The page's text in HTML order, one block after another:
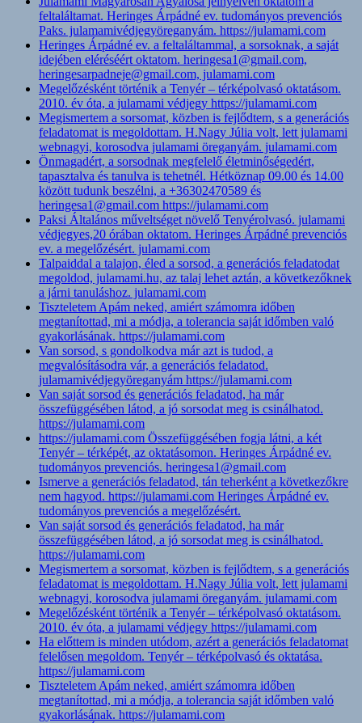
feltaláltamat. Heringes Árpádné ev. tudományos prevenciós
Paks. julamamivédjegyöreganyám. https://julamami.com
Heringes Árpádné ev. a feltaláltammal, a sorsoknak, a saját
idejében eléréséért oktatom. heringesa1@gmail.com,
heringesarpadneje@gmail.com, julamami.com
Megelőzésként történik a Tenyér – térképolvasó oktatásom.
2010. év óta, a julamami védjegy https://julamami.com
Megismertem a sorsomat, közben is fejlődtem, s a generációs
feladatomat is megoldottam. H.Nagy Júlia volt, lett julamami
webnagyi, korosodva julamami öreganyám. julamami.com
Önmagadért, a sorsodnak megfelelő életminőségedért,
tapasztalva és tanulva is tehetnél. Hétköznap 09.00 és 14.00
között tudunk beszélni, a +36302470589 és
heringesa1@gmail.com https://julamami.com
Paksi Általános műveltséget növelő Tenyérolvasó. julamami
védjegyes,20 órában oktatom. Heringes Árpádné prevenciós
ev. a megelőzésért. julamami.com
Talpaiddal a talajon, éled a sorsod, a generációs feladatodat
megoldod, julamami.hu, az talaj lehet aztán, a következőknek
a járni tanuláshoz. julamami.com
Tiszteletem Apám neked, amiért számomra időben
megtanítottad, mi a módja, a tolerancia saját időmben való
gyakorlásának. https://julamami.com
Van sorsod, s gondolkodva már azt is tudod, a
megvalósításodra vár, a generációs feladatod.
julamamivédjegyöreganyám https://julamami.com
Van saját sorsod és generációs feladatod, ha már
összefüggésében látod, a jó sorsodat meg is csinálhatod.
https://julamami.com
https://julamami.com Összefüggésében fogja látni, a két
Tenyér – térképét, az oktatásomon. Heringes Árpádné ev.
tudományos prevenciós. heringesa1@gmail.com
Ismerve a generációs feladatod, tán teherként a következőkre
nem hagyod. https://julamami.com Heringes Árpádné ev.
tudományos prevenciós a megelőzésért.
Van saját sorsod és generációs feladatod, ha már
összefüggésében látod, a jó sorsodat meg is csinálhatod.
https://julamami.com
Megismertem a sorsomat, közben is fejlődtem, s a generációs
feladatomat is megoldottam. H.Nagy Júlia volt, lett julamami
webnagyi, korosodva julamami öreganyám. julamami.com
Megelőzésként történik a Tenyér – térképolvasó oktatásom.
2010. év óta, a julamami védjegy https://julamami.com
Ha előttem is minden utódom, azért a generációs feladatomat
felelősen megoldom. Tenyér – térképolvasó és oktatása.
https://julamami.com
Tiszteletem Apám neked, amiért számomra időben
megtanítottad, mi a módja, a tolerancia saját időmben való
gyakorlásának. https://julamami.com